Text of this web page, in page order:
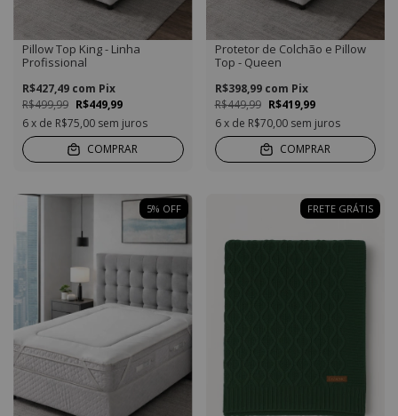
Pillow Top King - Linha
Profissional
R$499,99 R$449,99
R$427,49 com Pix
6x de R$75,00 sem juros
COMPRAR
Protetor de Colchão e Pillow
Top - Queen
R$449,99 R$419,99
R$398,99 com Pix
6 x de R$70,00 sem juros
COMPRAR
5% OFF FRETE GRÁTIS